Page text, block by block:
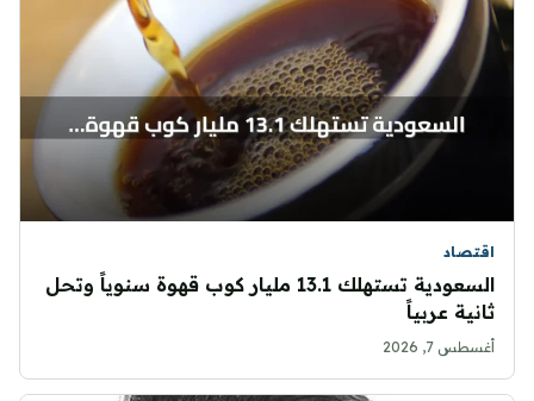
اقتصاد
السعودية تستهلك 13.1 مليار كوب قهوة سنوياً وتحل
ثانية عربياً
أغسطس 7, 2026